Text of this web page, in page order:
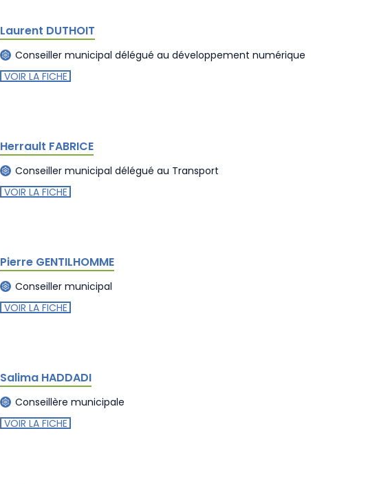
Laurent DUTHOIT
Conseiller municipal délégué au développement numérique
VOIR LA FICHE
Herrault FABRICE
Conseiller municipal délégué au Transport
VOIR LA FICHE
Pierre GENTILHOMME
Conseiller municipal
VOIR LA FICHE
Salima HADDADI
Conseillère municipale
VOIR LA FICHE